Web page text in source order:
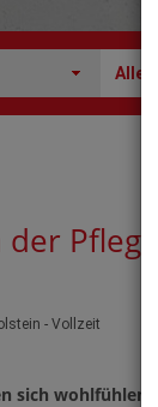
Alle
- Vollzeit
sich wohlfühlen